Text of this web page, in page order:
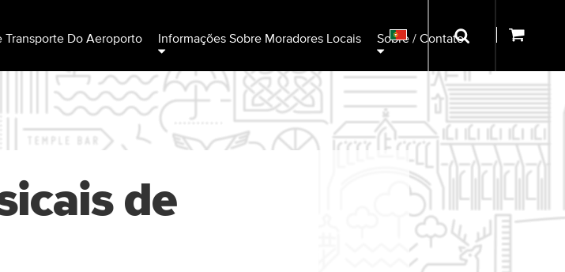
Transporte Do Aeroporto Informações Sobre Moradores Locais Sobre / Contato
de